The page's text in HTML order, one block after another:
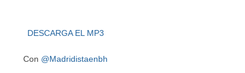
DESCARGA EL MP3
Con @Madridistaenbh